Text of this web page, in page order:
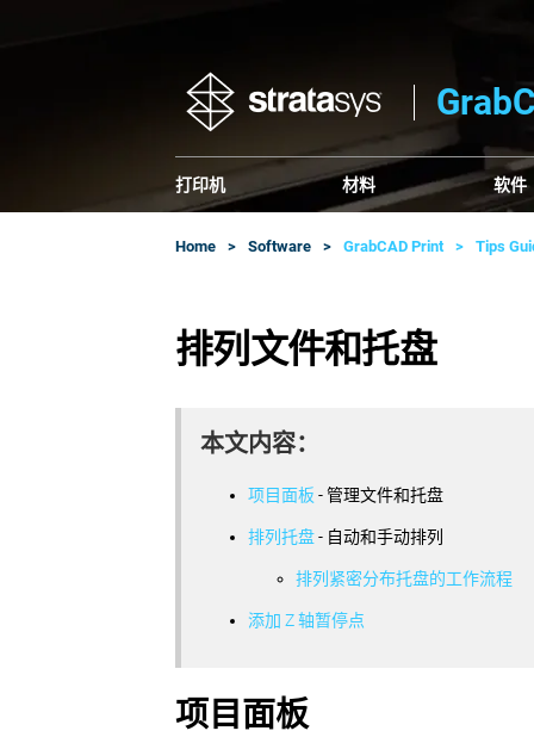
打印机 材料 软件
Home Software GrabCAD Print Tips
排列文件和托盘
本文内容：
项目面板 - 管理文件和托盘
排列托盘- 自动和手动排列
排列紧密分布托盘的工作流程
添加 Z 轴暂停点
项目面板